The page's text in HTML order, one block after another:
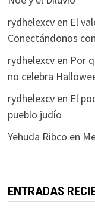
rydhelexcven El
Conectándonos
rydhelexcven Por
no celebra
rydhelexcven El
pueblo judío
Yehuda Ribco en
ENTRADAS